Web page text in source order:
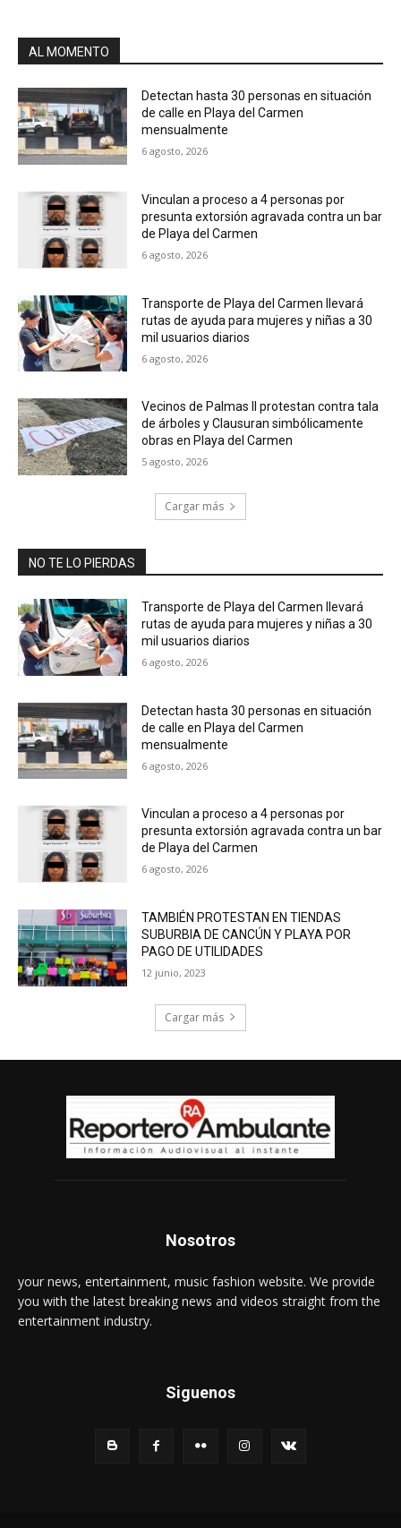
AL MOMENTO
Detectan hasta 30 personas en situación
de calle en Playa del Carmen
mensualmente
6 agosto, 2026
Vinculan a proceso a 4 personas por
presunta extorsión agravada contra un bar
de Playa del Carmen
6 agosto, 2026
Transporte de Playa del Carmen llevará
rutas de ayuda para mujeres y niñas a 30
mil usuarios diarios
6 agosto, 2026
Vecinos de Palmas II protestan contra tala
de árboles y Clausuran simbólicamente
obras en Playa del Carmen
5 agosto, 2026
Cargar más
NO TE LO PIERDAS
Transporte de Playa del Carmen llevará
rutas de ayuda para mujeres y niñas a 30
mil usuarios diarios
6 agosto, 2026
Detectan hasta 30 personas en situación
de calle en Playa del Carmen
mensualmente
6 agosto, 2026
Vinculan a proceso a 4 personas por
presunta extorsión agravada contra un bar
de Playa del Carmen
6 agosto, 2026
TAMBIÉN PROTESTAN EN TIENDAS
SUBURBIA DE CANCÚN Y PLAYA POR
PAGO DE UTILIDADES
12 junio, 2023
Cargar más
Nosotros
your news, entertainment, music fashion website. We provide
you with the latest breaking news and videos straight from the
entertainment industry.
Siguenos